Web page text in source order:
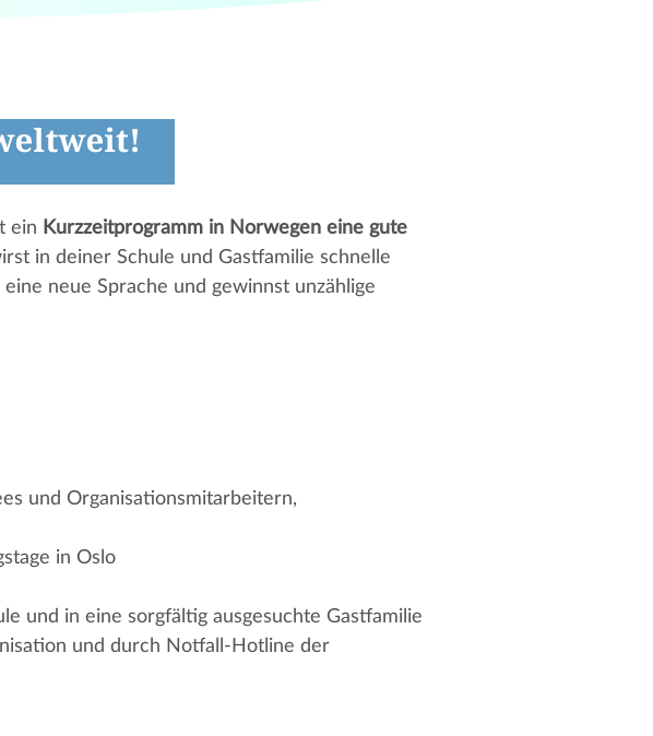
ein Kurzzeitprogramm in Norwegen eine gute
in deiner Schule und Gastfamilie schnelle
neue Sprache und gewinnst unzählige
und Organisationsmitarbeitern,
in Oslo
und in eine sorgfältig ausgesuchte Gastfamilie
und durch Notfall-Hotline der